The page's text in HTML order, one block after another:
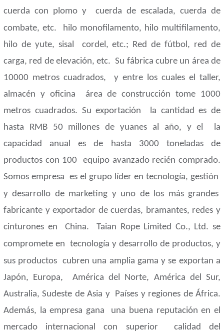
cuerda con plomo y
cuerda de escalada, cuerda de
combate, etc.
hilo monofilamento, hilo multifilamento,
hilo de yute, sisal
cordel, etc.; Red de fútbol, ​​red de
carga, red de elevación, etc. Su fábrica cubre un área de
10000 metros cuadrados,
y entre los cuales el taller,
almacén y oficina
área de construcción tome 1000
metros cuadrados. Su exportación
la cantidad es de
hasta RMB 50 millones de yuanes al año, y el
la
capacidad anual es de hasta 3000 toneladas de
productos con 100
equipo avanzado recién comprado.
Somos empresa es el grupo líder en tecnología, gestión
y desarrollo de marketing y uno de los más grandes
fabricante y exportador de cuerdas, bramantes, redes y
cinturones en
China.
Taian Rope Limited Co., Ltd. se
compromete en tecnología y desarrollo de productos, y
sus productos cubren una amplia gama y se exportan a
Japón, Europa,
América del Norte, América del Sur,
Australia, Sudeste de Asia y Países y regiones de África.
Además, la empresa gana
una buena reputación en el
mercado internacional con superior
calidad del